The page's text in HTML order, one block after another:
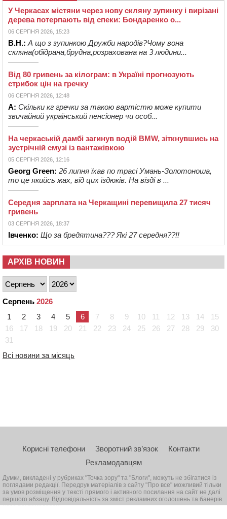
У Черкасах містяни через нову скляну зупинку і вирізані
дерева потерпають від спеки: Бондаренко о...
06 СЕРПНЯ 2026, 15:23
В.Н.: А що з зупинкою Дружби народів?Чому вона
скляна(обідрана,брудна,розрахована на 3 людини...
Від 80 гривень за кілограм: в Україні прогнозують
стрибок цін на гречку
06 СЕРПНЯ 2026, 12:48
А: Скільки кг гречки за такою вартістю може купити
звичайний український пенсіонер чи особ...
На черкаській дамбі загинув водій BMW, зіткнувшись на
зустрічній смузі із вантажівкою
05 СЕРПНЯ 2026, 12:16
Georg Green: 26 липня їхав по трасі Умань-Золотоноша,
то це якийсь жах, від цих їздюків. На вїзді в ...
Середня зарплата на Черкащині перевищила 27 тисяч
гривень
03 СЕРПНЯ 2026, 18:37
Івченко: Що за бредятина??? Які 27 середня??!!
АРХІВ НОВИН
Серпень 2026
1
2 3 4 5 6 7 8 9 10 11 12 13 14
15
16
17 18 19 20 21 22 23 24 25 26 27 28 29
30
31
Всі новини за місяць
Корисні телефони Зворотний зв’язок
Контакти
Рекламодавцям
Думки, викладені у рубриках "Точка зору" та "Блоги", можуть не збігатися із
поглядами редакції. Передрук матеріалів з сайту "Про все" можливий тільки
за умов розміщення у тексті прямого і активного посилання на сайт не далі
першого абзацу. Відповідальність за зміст рекламних оголошень та банерів
несе рекламодавець